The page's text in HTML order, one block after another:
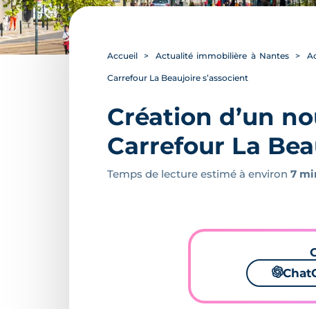
Accueil Actualité immobilière à Nantes
Carrefour La Beaujoire s’associent
Création d’un
Carrefour La
Temps de lecture estimé à environ 7
🌌